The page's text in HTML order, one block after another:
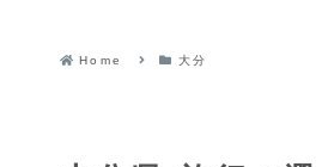
Home 大分